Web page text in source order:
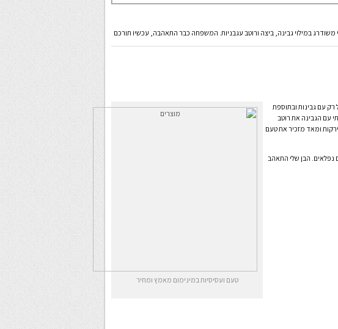
במילוי גבינה, ביצה ורוטב עגבניות. המשפחה כבר התאהבה, עכשיו תורכם
טעם ועסיסיות במינימום מאמץ ומחיר
עם גבינות ובתוספת
עם הגבינה את רוטב
ומאד מזכיר את טעם
נפלאים. הבן שלי התאהב